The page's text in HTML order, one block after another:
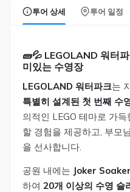
투어 상세 투어 일정
🧱💦 LEGOLAND 워터
미있는 수영장
LEGOLAND 워터파크는
특별히 설계된 첫 번째 수
의적인 LEGO 테마로 가
할 경험을 제공하고, 부모
을 선사합니다.
공원 내에는 Joker Soaker
하여 20개 이상의 수영 슬